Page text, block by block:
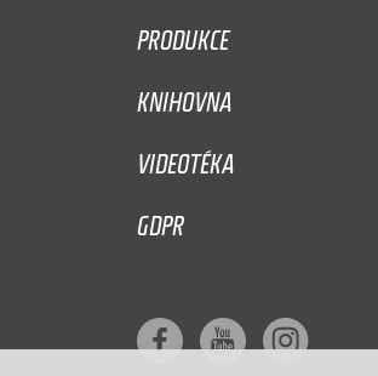
PRODUKCE
KNIHOVNA
VIDEOTÉKA
GDPR